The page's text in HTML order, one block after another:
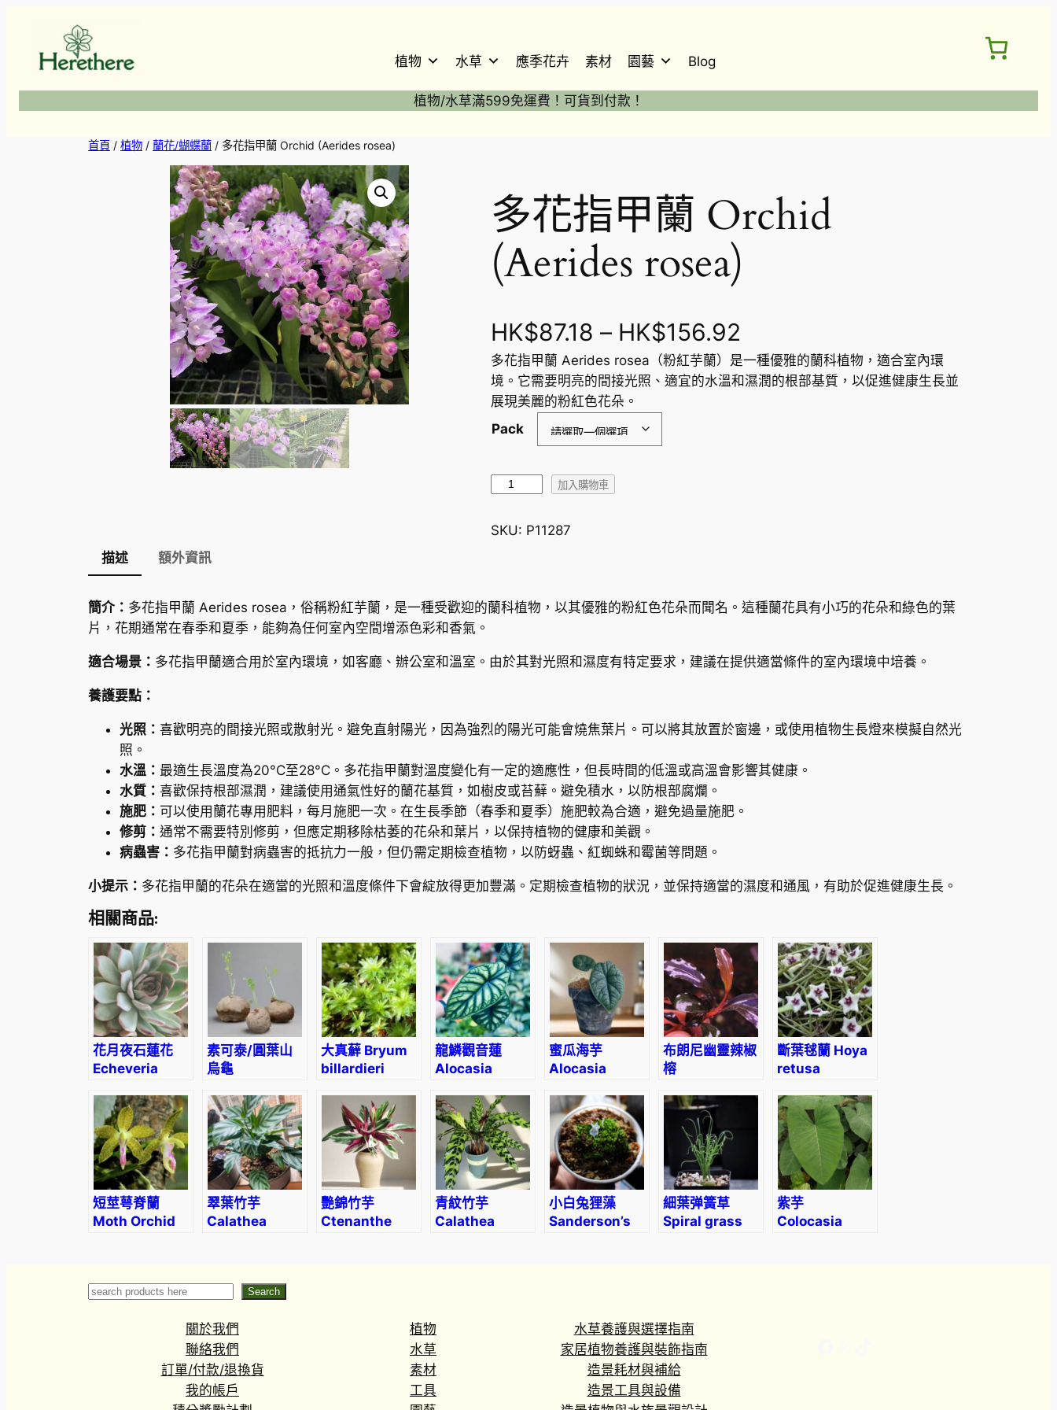
植物 水草 應季花卉 素材 園藝 Blog
植物/水草滿599免運費！可貨到付款！
首頁 / 植物 / 蘭花/蝴蝶蘭 / 多花指甲蘭 Orchid (Aerides rosea)
多花指甲蘭 Orchid
(Aerides rosea)
HK$87.18 – HK$156.92
格
8
7
1
8
$
5
6
.
多花指甲蘭 Aerides rosea（粉紅芋蘭）是一種優雅的蘭科植物，適合室內環
境。它需要明亮的間接光照、適宜的水溫和濕潤的根部基質，以促進健康生長並
展現美麗的粉紅色花朵。
Pack
指
r
i
A
r
i
d
e
s
o
a
)
數
量
加入購物車
SKU: P11287
描述
額外資訊
簡介： 多花指甲蘭 Aerides rosea，俗稱粉紅芋蘭，是一種受歡迎的蘭科植物，以其優雅的粉紅色花朵而聞名。這種蘭花具有小巧的花朵和綠色的葉
片，花期通常在春季和夏季，能夠為任何室內空間增添色彩和香氣。
適合場景： 多花指甲蘭適合用於室內環境，如客廳、辦公室和溫室。由於其對光照和濕度有特定要求，建議在提供適當條件的室內環境中培養。
養護要點：
光照： 喜歡明亮的間接光照或散射光。避免直射陽光，因為強烈的陽光可能會燒焦葉片。可以將其放置於窗邊，或使用植物生長燈來模擬自然光
照。
水溫： 最適生長溫度為20°C至28°C。多花指甲蘭對溫度變化有一定的適應性，但長時間的低溫或高溫會影響其健康。
水質： 喜歡保持根部濕潤，建議使用通氣性好的蘭花基質，如樹皮或苔蘚。避免積水，以防根部腐爛。
施肥： 可以使用蘭花專用肥料，每月施肥一次。在生長季節（春季和夏季）施肥較為合適，避免過量施肥。
修剪： 通常不需要特別修剪，但應定期移除枯萎的花朵和葉片，以保持植物的健康和美觀。
病蟲害： 多花指甲蘭對病蟲害的抵抗力一般，但仍需定期檢查植物，以防蚜蟲、紅蜘蛛和霉菌等問題。
小提示： 多花指甲蘭的花朵在適當的光照和溫度條件下會綻放得更加豐滿。定期檢查植物的狀況，並保持適當的濕度和通風，有助於促進健康生長。
相關商品:
花月夜石蓮花
Echeveria
素可泰/圓葉山
烏龜
erecta
大真蘚 Bryum
billardieri
龍鱗觀音蓮
Alocasia
‘Dragon Scale’
蜜瓜海芋
Alocasia
(Alocasia
melo)
布朗尼幽靈辣椒
榕
sp. ‘Brownie
Ghost X’
斷葉毬蘭 Hoya
retusa
短莖萼脊蘭
Moth Orchid
翠葉竹芋
Calathea
艷錦竹芋
Ctenanthe
青紋竹芋
Calathea
小白兔狸藻
Sanderson’s
細葉弹簧草
Spiral grass
紫芋
Colocasia
Search Search
關於我們
聯絡我們
訂單/付款/退換貨
我的帳戶
植物
水草
素材
工具
水草養護與選擇指南
家居植物養護與裝飾指南
造景耗材與補給
造景工具與設備